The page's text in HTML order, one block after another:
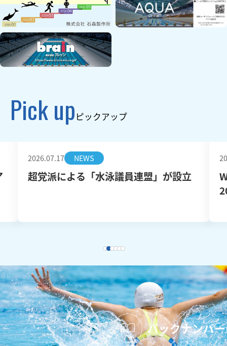
Pick up ピックアップ
2026.07.17 NEWS
超党派による「水泳議員連盟」が設立
バックナンバ